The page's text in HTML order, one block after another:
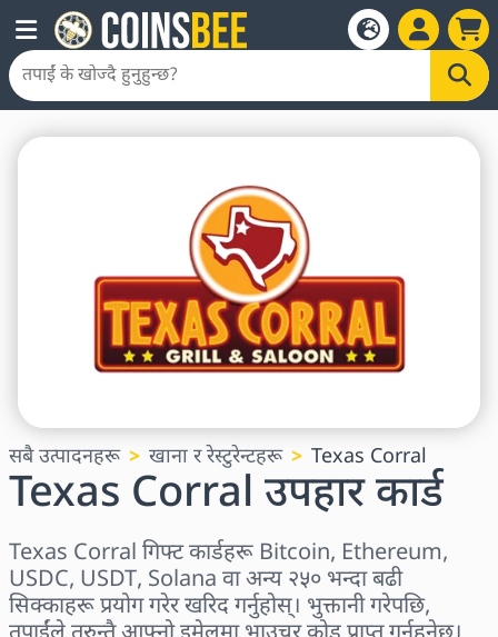
सबै उत्पादनहरू खाना र रेस्टुरेन्टहरू Texas Corral
Texas Corral उपहार कार्ड
Texas Corral गिफ्ट कार्डहरू Bitcoin, Ethereum,
USDC, USDT, Solana वा अन्य २५० भन्दा बढी
सिक्काहरू प्रयोग गरेर खरिद गर्नुहोस्। भुक्तानी गरेपछि,